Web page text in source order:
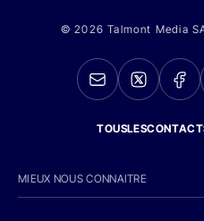
© 2026 Talmont Media
MIEUX NOUS CONNAITRE